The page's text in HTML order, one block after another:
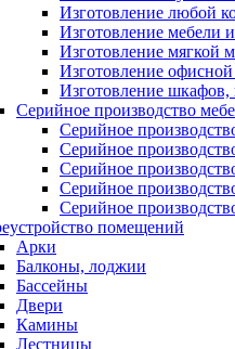
Изготовление любой
Изготовление мебели
Изготовление мягкой
Изготовление офисной
Изготовление шкафов,
Серийное производство
Серийное
Серийное
Серийное
Серийное
Серийное
помещений
Арки
Балконы, лоджии
Бассейны
Двери
Камины
Лестницы